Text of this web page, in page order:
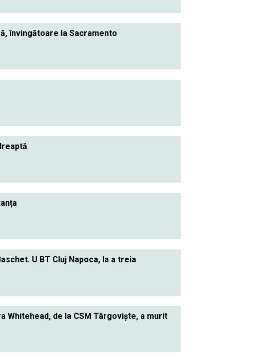
învingătoare la Sacramento
U BT Cluj Napoca, la a treia
Whitehead, de la CSM Târgovişte, a murit